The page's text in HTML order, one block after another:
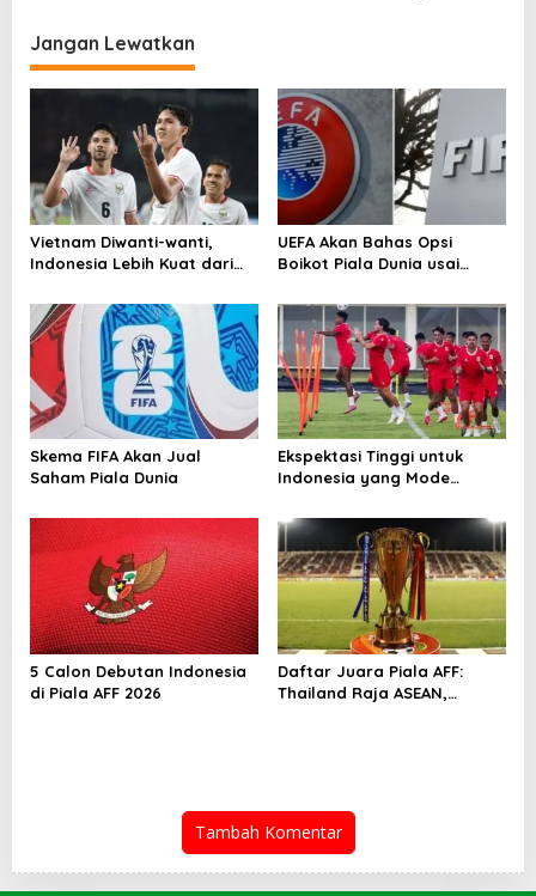
g
a
s
o
s
Jangan Lewatkan
Vietnam Diwanti-wanti,
Indonesia Lebih Kuat dari
UEFA Akan Bahas Opsi
Boikot Piala Dunia usai
Skema FIFA Akan Jual
Saham Piala Dunia
Ekspektasi Tinggi untuk
Indonesia yang Mode
5 Calon Debutan Indonesia
di Piala AFF 2026
Daftar Juara Piala AFF:
Thailand Raja ASEAN,
Tambah Komentar